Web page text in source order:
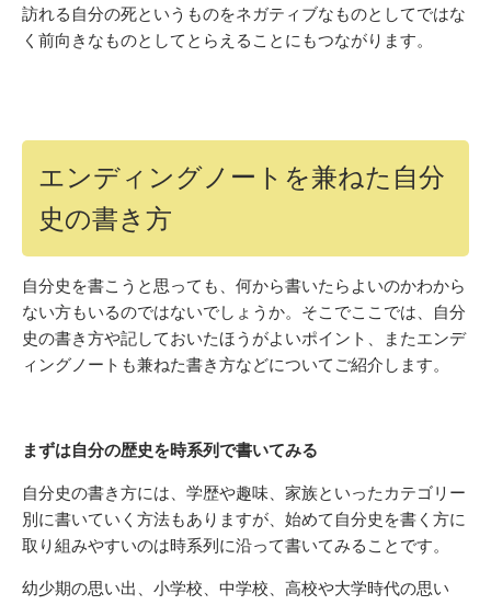
訪れる自分の死というものをネガティブなものとしてではな
く前向きなものとしてとらえることにもつながります。
エンディングノートを兼ねた自分
史の書き方
自分史を書こうと思っても、何から書いたらよいのかわから
ない方もいるのではないでしょうか。そこでここでは、自分
史の書き方や記しておいたほうがよいポイント、またエンデ
ィングノートも兼ねた書き方などについてご紹介します。
まずは自分の歴史を時系列で書いてみる
自分史の書き方には、学歴や趣味、家族といったカテゴリー
別に書いていく方法もありますが、始めて自分史を書く方に
取り組みやすいのは時系列に沿って書いてみることです。
幼少期の思い出、小学校、中学校、高校や大学時代の思い